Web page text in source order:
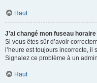
Haut
J’ai changé mon fuseau
Si vous êtes sûr d’avoir
l’heure est toujours incorrecte,
Signalez ce problème à un
Haut